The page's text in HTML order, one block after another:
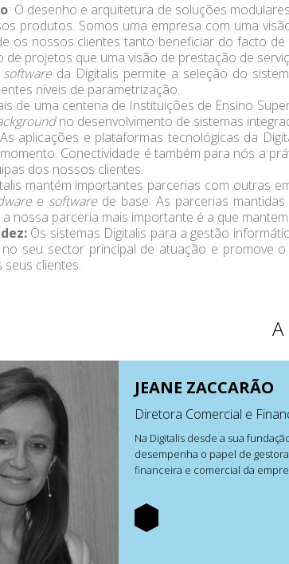
: O desenho e arquitetura de soluções
produtos. Somos uma empresa com uma
os nossos clientes tanto beneficiar do facto
de projetos que uma visão de prestação de
softwareda Digitalis permite a seleção do
níveis de parametrização.
de uma centena de Instituições de Ensino
no desenvolvimento de sistemas
As aplicações e plataformas tecnológicas da
Conectividade é também para nós a
dos nossos clientes.
mantém importantes parcerias com outras
e softwarede base. As parcerias
a nossa parceria mais importante é a que
Os sistemas Digitalis para a gestão
seu sector principal de atuação e promove
clientes.
A
JEANE ZACCARÃO
Diretora Comercial e
Na Digitalis desde a sua
desempenha o papel de gestora
financeira e comercial da